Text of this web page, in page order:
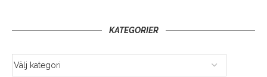
KATEGORIER